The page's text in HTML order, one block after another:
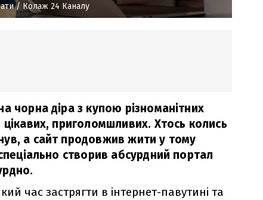
/ Колаж 24 Каналу
чорна діра з купою різноманітних
цікавих, приголомшливих. Хтось колись
а сайт продовжив жити у тому
створив абсурдний портал
час застрягти в інтернет-павутині та